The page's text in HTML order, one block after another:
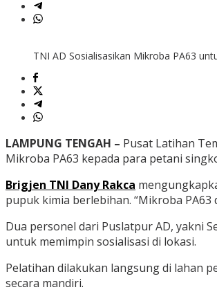
TNI AD Sosialisasikan Mikroba PA63
LAMPUNG TENGAH – Pusat Latihan
Mikroba PA63 kepada para petani
Brigjen TNI Dany Rakca
pupuk kimia berlebihan. “Mikroba
Dua personel dari Puslatpur AD, yakni
untuk memimpin sosialisasi di lokasi.
Pelatihan dilakukan langsung di lahan
secara mandiri.